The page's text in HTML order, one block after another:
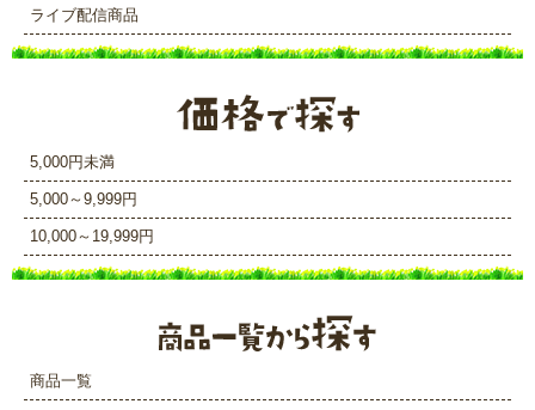
ライブ配信商品
5,000円未満
5,000～9,999円
10,000～19,999円
商品一覧